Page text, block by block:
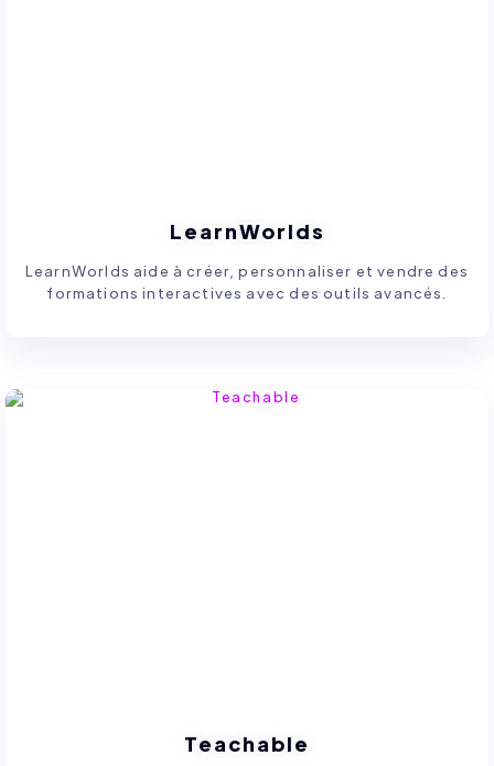
LearnWorlds
LearnWorlds aide à créer, personnaliser et vendre des
formations interactives avec des outils avancés.
Teachable